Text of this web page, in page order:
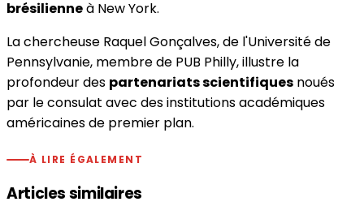
brésilienneà New York.
La chercheuse Raquel Gonçalves, de l'Université de
Pennsylvanie, membre de PUB Philly, illustre la
profondeur des partenariats scientifiques noués
par le consulat avec des institutions académiques
américaines de premier plan.
À LIRE ÉGALEMENT
Articles similaires